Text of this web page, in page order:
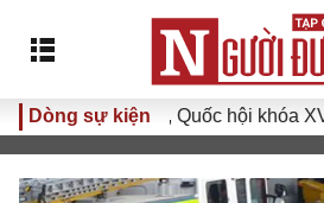
Dòng sự kiện
lệ thứ nhất, Quốc hội khóa XVI